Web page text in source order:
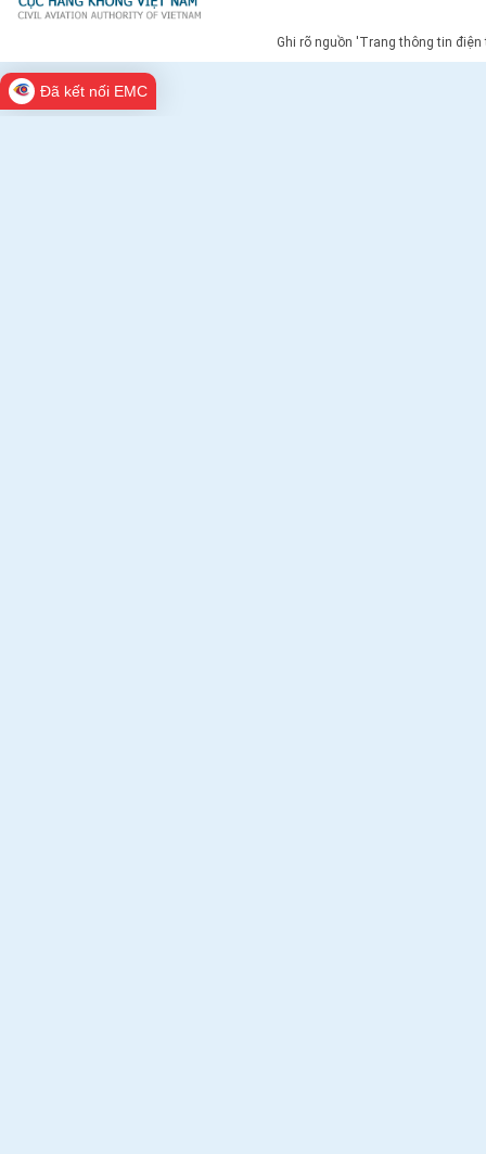
Ghi rõ nguồn 'Trang thông tin
Đã kết nối EMC